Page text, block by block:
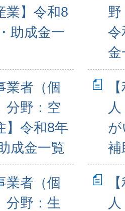
業】令和8
助成金一
令
金
業者（個
分野：空
】令和8年
成金一覧
が
補
業者（個
分野：生